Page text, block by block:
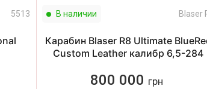
5513 В наличии Blaser
Карабин Blaser R8 Ultimate
Custom Leather калибр 6,5-284
800 000 грн